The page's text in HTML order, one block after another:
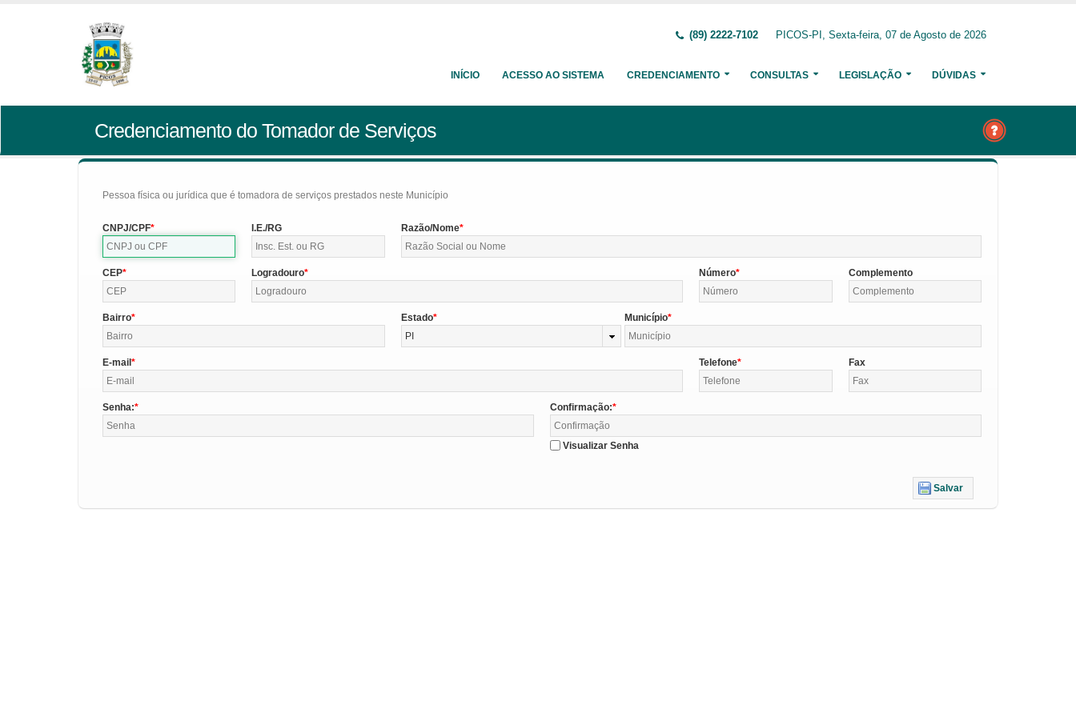
(89) 2222-7102 PICOS-PI, Sexta-feira, 07 de Agosto de 2026
INÍCIO ACESSO AO SISTEMA CREDENCIAMENTO CONSULTAS LEGISLAÇÃO DÚVIDAS
Credenciamento do Tomador de Serviços
Pessoa física ou jurídica que é tomadora de serviços prestados neste Município
CNPJ/CPF I.E./RG Razão/Nome
CEP Logradouro Número Complemento
Bairro
Estado
PI
Município
E-mail Telefone Fax
Senha: Confirmação:
Visualizar Senha
Salvar